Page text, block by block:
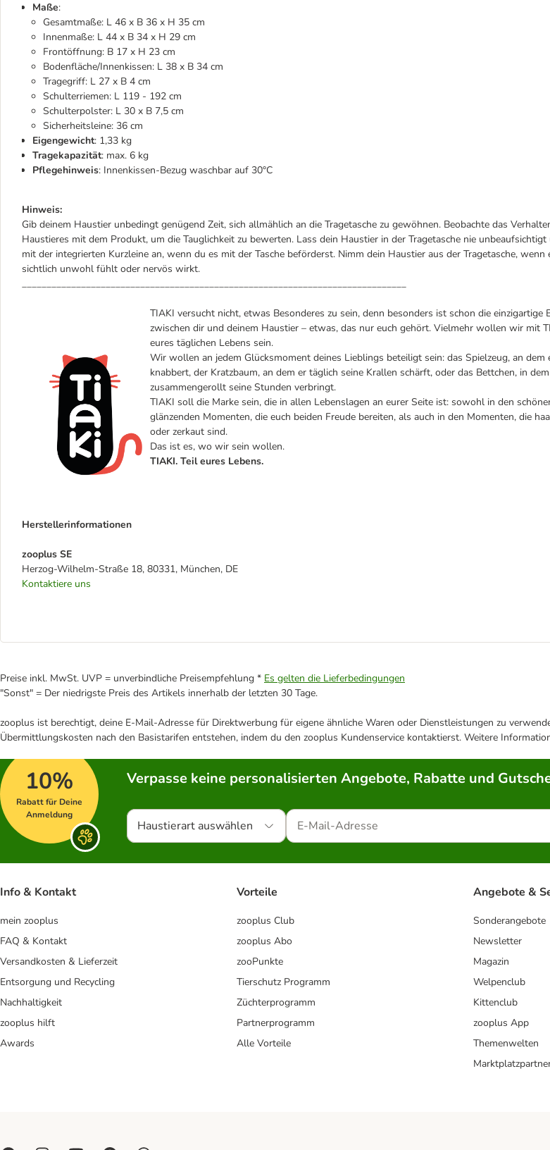
Maße:
Gesamtmaße: L 46 x B 36 x H 35 cm
Innenmaße: L 44 x B 34 x H 29 cm
Frontöffnung: B 17 x H 23 cm
Bodenfläche/Innenkissen: L 38 x B 34 cm
Tragegriff: L 27 x B 4 cm
Schulterriemen: L 119 - 192 cm
Schulterpolster: L 30 x B 7,5 cm
Sicherheitsleine: 36 cm
Eigengewicht: 1,33 kg
Tragekapazität: max. 6 kg
Pflegehinweis: Innenkissen-Bezug waschbar auf 30°C
Hinweis:
Gib deinem Haustier unbedingt genügend Zeit, sich allmählich an die Tragetasche zu gewöhnen. Beobachte das
Haustieres mit dem Produkt, um die Tauglichkeit zu bewerten. Lass dein Haustier in der Tragetasche nie unbeaufsichtigt
mit der integrierten Kurzleine an, wenn du es mit der Tasche beförderst. Nimm dein Haustier aus der Tragetasche, wenn
sichtlich unwohl fühlt oder nervös wirkt.
______________________________________________________________________________
TIAKI versucht nicht, etwas Besonderes zu sein, denn besonders ist schon die einzigartige
zwischen dir und deinem Haustier – etwas, das nur euch gehört. Vielmehr wollen wir mit
eures täglichen Lebens sein.
Wir wollen an jedem Glücksmoment deines Lieblings beteiligt sein: das Spielzeug, an dem
knabbert, der Kratzbaum, an dem er täglich seine Krallen schärft, oder das Bettchen, in
zusammengerollt seine Stunden verbringt.
TIAKI soll die Marke sein, die in allen Lebenslagen an eurer Seite ist: sowohl in den
glänzenden Momenten, die euch beiden Freude bereiten, als auch in den Momenten, die
oder zerkaut sind.
Das ist es, wo wir sein wollen.
TIAKI. Teil eures Lebens.
Herstellerinformationen
zooplus SE
Herzog-Wilhelm-Straße 18, 80331, München, DE
Kontaktiere uns
Preise inkl. MwSt. UVP = unverbindliche Preisempfehlung * Es gelten die Lieferbedingungen
"Sonst" = Der niedrigste Preis des Artikels innerhalb der letzten 30 Tage.
zooplus ist berechtigt, deine E-Mail-Adresse für Direktwerbung für eigene ähnliche Waren oder Dienstleistungen zu
Übermittlungskosten nach den Basistarifen entstehen, indem du den zooplus Kundenservice kontaktierst. Weitere
10%
Rabatt für Deine
Anmeldung
Verpasse keine personalisierten Angebote, Rabatte und
Haustierart auswählen
Info & Kontakt
mein zooplus
FAQ & Kontakt
Versandkosten & Lieferzeit
Entsorgung und Recycling
Nachhaltigkeit
zooplus hilft
Awards
Vorteile
zooplus Club
zooplus Abo
zooPunkte
Tierschutz Programm
Züchterprogramm
Partnerprogramm
Alle Vorteile
Angebote &
Sonderangebote
Newsletter
Magazin
Welpenclub
Kittenclub
zooplus App
Themenwelten